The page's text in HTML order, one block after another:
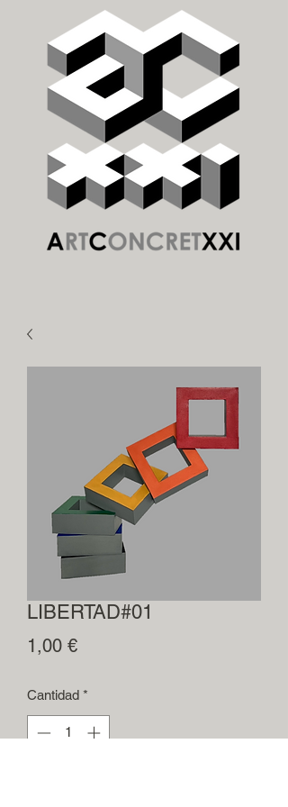
LIBERTAD#01
1,00 €Precio
Cantidad *